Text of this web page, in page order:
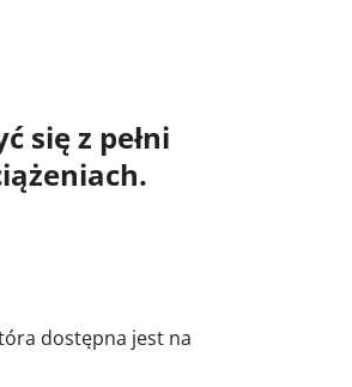
się z pełni
dostępna jest na